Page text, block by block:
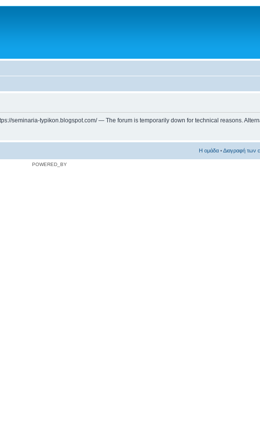
https://seminaria-typikon.blogspot.com/ — The forum is temporarily down for technical reasons.
Η ομάδα •Διαγραφή των
POWERED_BY